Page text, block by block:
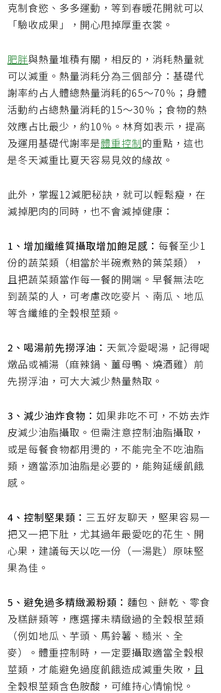
克制食慾、多多運動，等到春暖花開就可以
「驗收成果」，開心甩掉厚重衣裳。
肥胖與熱量堆積有關，相反的，消耗熱量就
可以減重。熱量消耗分為三個部分：基礎代
謝率約占人體總熱量消耗的65～70％；身體
活動約占總熱量消耗的15～30％；食物的熱
效應占比最少，約10％。 林育如表示，提高
及運用基礎代謝率是體重控制的重點，這也
是冬天減重比夏天容易見效的緣故。
此外， 掌握12減肥秘訣，就可以輕鬆瘦，在
減掉肥肉的同時，也不會減掉健康：
1 、增加纖維質攝取增加飽足感： 每餐至少1
份的蔬菜類（相當於半碗煮熟的葉菜類），
且把蔬菜類當作每一餐的開端。早餐無法吃
到蔬菜的人，可考慮改吃麥片、南瓜、地瓜
等含纖維的全穀根莖類。
2 、喝湯前先撈浮油： 天氣冷愛喝湯，記得喝
燉品或補湯（麻辣鍋、薑母鴨、燒酒雞）前
先撈浮油，可大大減少熱量熱取。
3 、減少油炸食物： 如果非吃不可，不妨去炸
皮減少油脂攝取。但需注意控制油脂攝取，
或是每餐食物都用燙的，不能完全不吃油脂
類，適當添加油脂是必要的，能夠延緩飢餓
感。
4 、控制堅果類： 三五好友聊天，堅果容易一
把又一把下肚，尤其過年最愛吃的花生、開
心果，建議每天以吃一份（一湯匙）原味堅
果為佳。
5 、避免過多精緻澱粉類： 麵包、餅乾、零食
及糕餅類等，應選擇未精緻過的全穀根莖類
（例如地瓜、芋頭、馬鈴薯、糙米、全
麥）。體重控制時，一定要攝取適當全穀根
莖類，才能避免過度飢餓造成減重失敗，且
全穀根莖類含色胺酸，可維持心情愉悅。